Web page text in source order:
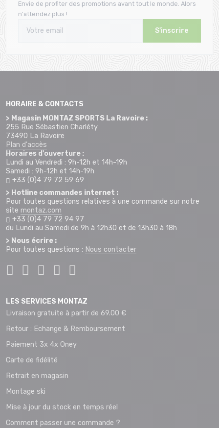
Envie de profiter des promotions avant tout le monde. Alors
n'attendez plus !
S'inscrire
HORAIRE & CONTACTS
> Magasin MONTAZ SPORTS La Ravoire :
255 Rue Sébastien Charléty
73490 La Ravoire
Plan d'accès
Horaires d'ouverture :
Lundi au Vendredi : 9h-12h et 14h-19h
Samedi : 9h-12h et 14h-19h
+33 (0)4 79 72 59 69
> Hotline commandes internet :
Pour toutes questions relatives à une commande sur notre
site montaz.com
+33 (0)4 79 72 94 97
du Lundi au Samedi de 9h à 12h30 et de 13h30 à 18h
> Nous écrire :
Pour toutes questions : Nous contacter
LES SERVICES MONTAZ
Livraison gratuite à partir de 69.00 €
Retour : Echange & Remboursement
Paiement 3x 4x Oney
Carte de fidélité
Retrait en magasin
Montage ski
Mise à jour du stock en temps réel
Comment passer une commande ?